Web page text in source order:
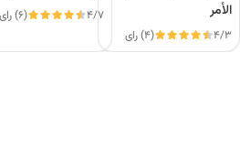
الأمر
4/3 (4) رای
4/7 (6) رای